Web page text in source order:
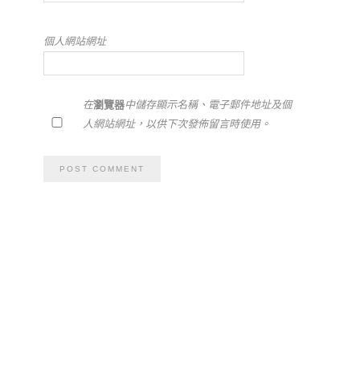
個人網站網址
在瀏覽器中儲存顯示名稱、電子郵件地址及個
人網站網址，以供下次發佈留言時使用。